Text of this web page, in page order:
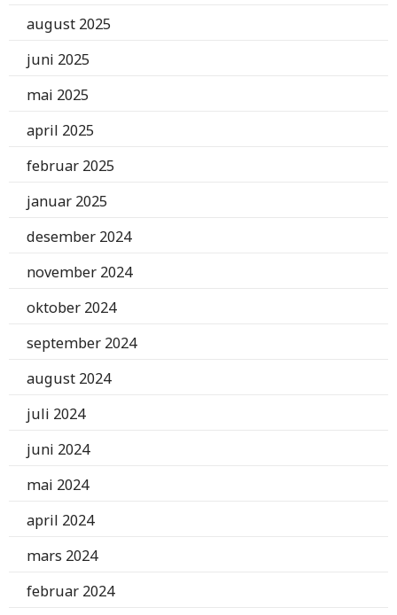
august 2025
juni 2025
mai 2025
april 2025
februar 2025
januar 2025
desember 2024
november 2024
oktober 2024
september 2024
august 2024
juli 2024
juni 2024
mai 2024
april 2024
mars 2024
februar 2024